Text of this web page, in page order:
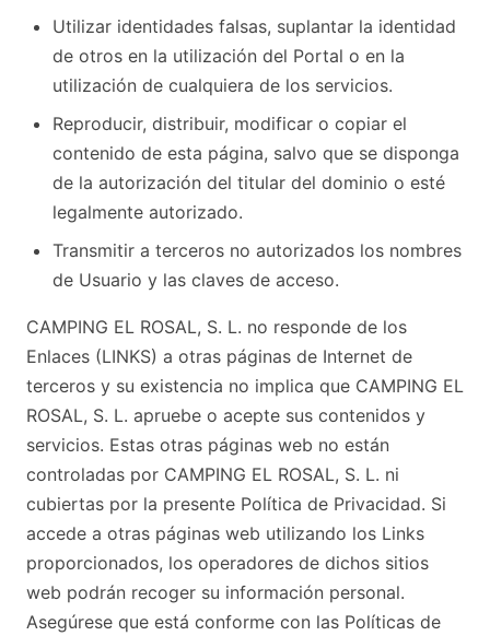
Utilizar identidades falsas, suplantar la identidad
de otros en la utilización del Portal o en la
utilización de cualquiera de los servicios.
Reproducir, distribuir, modificar o copiar el
contenido de esta página, salvo que se disponga
de la autorización del titular del dominio o esté
legalmente autorizado.
Transmitir a terceros no autorizados los nombres
de Usuario y las claves de acceso.
CAMPING EL ROSAL, S. L. no responde de los
Enlaces (LINKS) a otras páginas de Internet de
terceros y su existencia no implica que CAMPING EL
ROSAL, S. L. apruebe o acepte sus contenidos y
servicios. Estas otras páginas web no están
controladas por CAMPING EL ROSAL, S. L. ni
cubiertas por la presente Política de Privacidad. Si
accede a otras páginas web utilizando los Links
proporcionados, los operadores de dichos sitios
web podrán recoger su información personal.
Asegúrese que está conforme con las Políticas de